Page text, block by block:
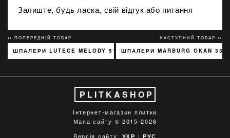
Залиште, будь ласка, свій відгук або питання
↢ ПОПЕРЕДНІЙ ТОВАР
ШПАЛЕРИ LUTECE MELODY 51197301
НАСТУПНИЙ ТОВАР ↣
ШПАЛЕРИ MARBURG OKAN
PLITKASHOP
Інтернет-магазин плитки
Мапа сайту © 2015-2026
Версія сайту: УКР | РУС